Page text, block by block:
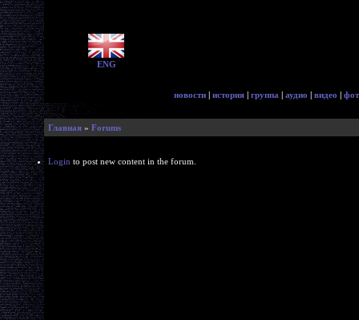
ENG
новости | история | группа | аудио | видео |
Главная » Forums
Login to post new content in the forum.